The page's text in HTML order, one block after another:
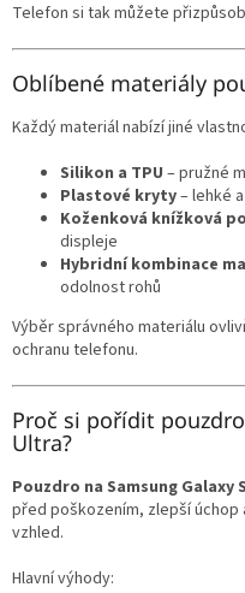
Telefon si tak můžete
Oblíbené materiály
Každý materiál nabízí jiné
Silikon a TPU – pružné
Plastové kryty– lehké
Koženková knížková
displeje
Hybridní kombinace
odolnost rohů
Výběr správného materiálu
ochranu telefonu.
Proč si pořídit
Ultra?
Pouzdro na Samsung Galaxy
před poškozením, zlepší
vzhled.
Hlavní výhody: